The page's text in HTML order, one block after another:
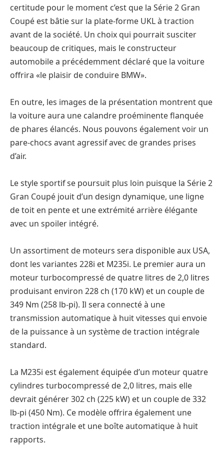
certitude pour le moment c’est que la Série 2 Gran
Coupé est bâtie sur la plate-forme UKL à traction
avant de la société. Un choix qui pourrait susciter
beaucoup de critiques, mais le constructeur
automobile a précédemment déclaré que la voiture
offrira «le plaisir de conduire BMW».
En outre, les images de la présentation montrent que
la voiture aura une calandre proéminente flanquée
de phares élancés. Nous pouvons également voir un
pare-chocs avant agressif avec de grandes prises
d’air.
Le style sportif se poursuit plus loin puisque la Série 2
Gran Coupé jouit d’un design dynamique, une ligne
de toit en pente et une extrémité arrière élégante
avec un spoiler intégré.
Un assortiment de moteurs sera disponible aux USA,
dont les variantes 228i et M235i. Le premier aura un
moteur turbocompressé de quatre litres de 2,0 litres
produisant environ 228 ch (170 kW) et un couple de
349 Nm (258 lb-pi). Il sera connecté à une
transmission automatique à huit vitesses qui envoie
de la puissance à un système de traction intégrale
standard.
La M235i est également équipée d’un moteur quatre
cylindres turbocompressé de 2,0 litres, mais elle
devrait générer 302 ch (225 kW) et un couple de 332
lb-pi (450 Nm). Ce modèle offrira également une
traction intégrale et une boîte automatique à huit
rapports.